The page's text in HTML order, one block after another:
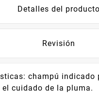
Detalles del producto
Revisión
champú indicado
el cuidado de la pluma.